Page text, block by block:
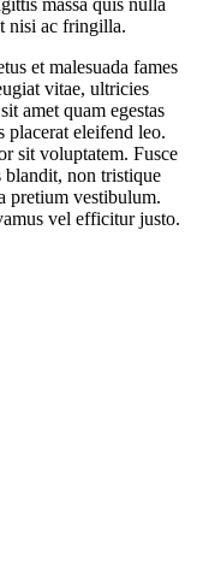
massa quis nulla
nisi ac fringilla.
et malesuada fames
vitae, ultricies
amet quam egestas
placerat eleifend leo.
sit voluptatem. Fusce
blandit, non tristique
pretium vestibulum.
vel efficitur justo.